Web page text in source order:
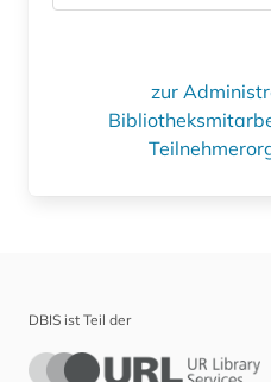
zur
DBIS ist Teil der